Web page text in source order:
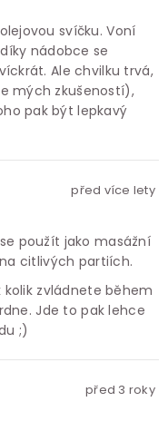
svíčku. Voní
nádobce se
Ale chvilku trvá,
mých zkušeností),
pak být lepkavý
před více lety
použít jako masážní
citlivých partiích.
zvládnete během
Jde to pak lehce
;)
před 3 roky